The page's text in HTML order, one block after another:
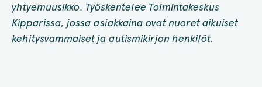
yhtyemuusikko. Työskentelee Toimintakeskus
Kipparissa, jossa asiakkaina ovat nuoret aikuiset
kehitysvammaiset ja autismikirjon henkilöt.